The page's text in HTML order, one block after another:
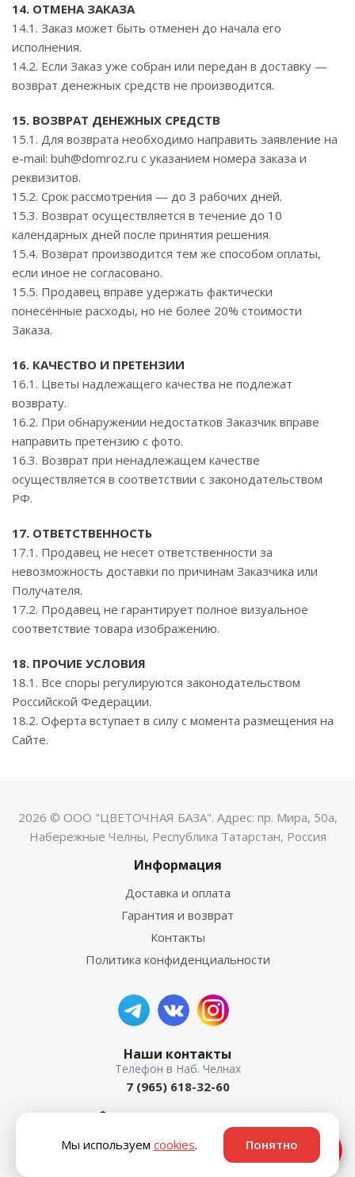
14. ОТМЕНА ЗАКАЗА
14.1. Заказ может быть отменен до начала его
исполнения.
14.2. Если Заказ уже собран или передан в доставку —
возврат денежных средств не производится.
15. ВОЗВРАТ ДЕНЕЖНЫХ СРЕДСТВ
15.1. Для возврата необходимо направить заявление на
e-mail: buh@domroz.ru с указанием номера заказа и
реквизитов.
15.2. Срок рассмотрения — до 3 рабочих дней.
15.3. Возврат осуществляется в течение до 10
календарных дней после принятия решения.
15.4. Возврат производится тем же способом оплаты,
если иное не согласовано.
15.5. Продавец вправе удержать фактически
понесённые расходы, но не более 20% стоимости
Заказа.
16. КАЧЕСТВО И ПРЕТЕНЗИИ
16.1. Цветы надлежащего качества не подлежат
возврату.
16.2. При обнаружении недостатков Заказчик вправе
направить претензию с фото.
16.3. Возврат при ненадлежащем качестве
осуществляется в соответствии с законодательством
РФ.
17. ОТВЕТСТВЕННОСТЬ
17.1. Продавец не несет ответственности за
невозможность доставки по причинам Заказчика или
Получателя.
17.2. Продавец не гарантирует полное визуальное
соответствие товара изображению.
18. ПРОЧИЕ УСЛОВИЯ
18.1. Все споры регулируются законодательством
Российской Федерации.
18.2. Оферта вступает в силу с момента размещения на
Сайте.
2026 © ООО "ЦВЕТОЧНАЯ БАЗА". Адрес: пр. Мира, 50а,
Набережные Челны, Республика Татарстан, Россия
Информация
Доставка и оплата
Гарантия и возврат
Контакты
Политика конфиденциальности
Наши контакты
7 (965) 618-32-60
Ответим быстро ⚡
Мы используем cookies. Понятно